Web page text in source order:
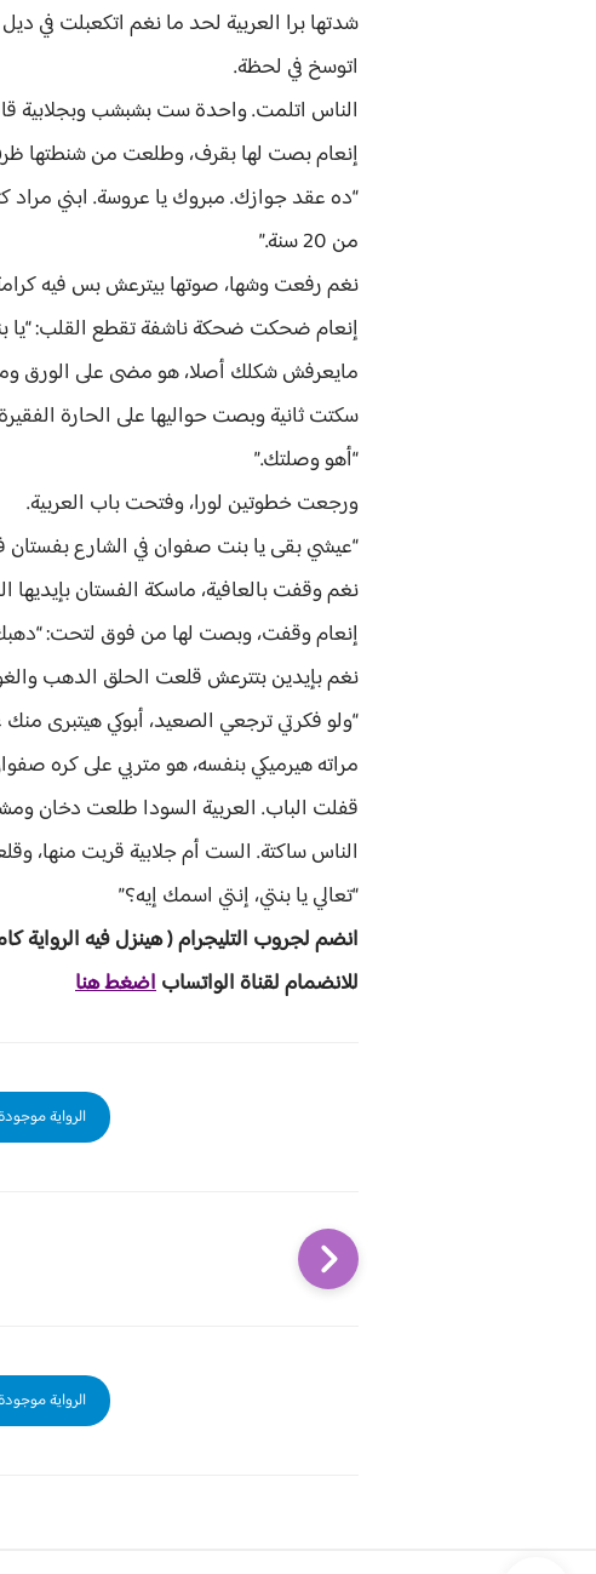
شدتها برا العربية لحد ما نغم اتكعبلت في
اتوسخ في لحظة.
الناس اتلمت. واحدة ست بشبشب وبجلابية
إنعام بصت لها بقرف، وطلعت من شنطتها
“ده عقد جوازك. مبروك يا عروسة. ابني مراد
من 20 سنة.”
نغم رفعت وشها، صوتها بيترعش بس فيه
مايعرفش شكلك أصلا، هو مضى على الورق
سكتت ثانية وبصت حواليها على الحارة
“أهو وصلتك.”
ورجعت خطوتين لورا، وفتحت باب العربية.
“عيشي بقى يا بنت صفوان في الشارع بفستان
نغم وقفت بالعافية، ماسكة الفستان
إنعام وقفت، وبصت لها من فوق لتحت:
نغم بإيدين بتترعش قلعت الحلق الدهب
“ولو فكرتي ترجعي الصعيد، أبوكي هيتبرى
مراته هيرميكي بنفسه، هو متربي على كره
قفلت الباب. العربية السودا طلعت دخان
الناس ساكتة. الست أم جلابية قربت منها،
“تعالي يا بنتي، إنتي اسمك إيه؟”
انضم لجروب التليجرام ( هينزل فيه الرواية ك
للانضمام لقناة الواتساباضغط هنا
الرواية
الرواية